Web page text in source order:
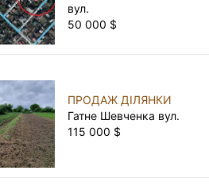
вул.
50 000 $
ПРОДАЖ ДІЛЯНКИ
Гатне Шевченка вул.
115 000 $